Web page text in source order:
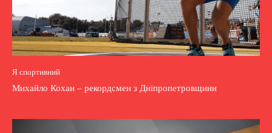
Я спортивний
Михайло Кохан – рекордсмен з Дніпропетровщини